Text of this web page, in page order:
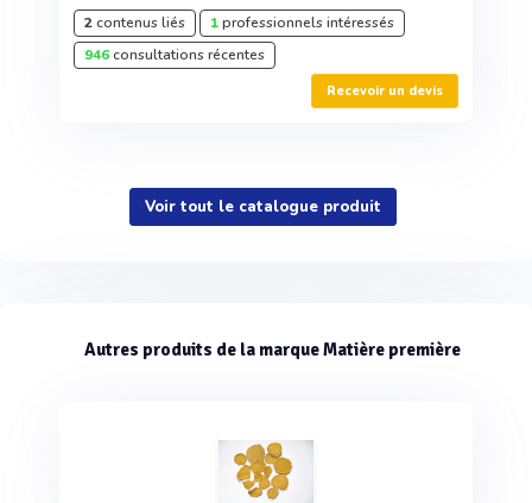
2contenus liés 1professionnels intéressés
946consultations récentes
Recevoir un devis
Voir tout le catalogue produit
Autres produits de la marque Matière première